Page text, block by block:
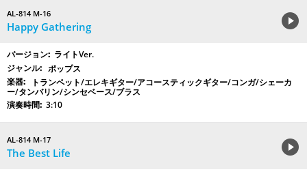
AL-814 M-16
Happy Gathering
ライトVer.
ポップス
トランペット/エレキギター/アコースティックギター/コンガ/シェーカ
ー/タンバリン/シンセベース/ブラス
3:10
AL-814 M-17
The Best Life